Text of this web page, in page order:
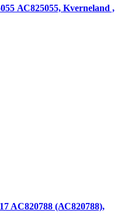
АС825055, Kverneland ,
AC820788 (АС820788),